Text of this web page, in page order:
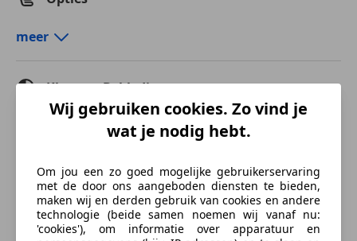
Comfort en gemak
Armsteun
Automatische klimaatregeling
Cruise control
Elektrisch verstelbare buitenspiegels
Regensensor
Entertainment en Media
Boordcomputer
meer
Kleur en Bekleding
Blauw
Soort lak
Metallic
Kleur interieur
Zwart
Wij gebruiken cookies. Zo vind je
wat je nodig hebt.
Om jou een zo goed mogelijke gebruikerservaring
met de door ons aangeboden diensten te bieden,
maken wij en derden gebruik van cookies en andere
technologie (beide samen noemen wij vanaf nu:
'cookies'), om informatie over apparatuur en